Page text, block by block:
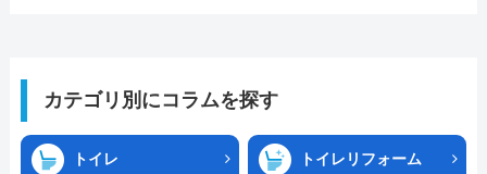
カテゴリ別にコラムを探す
トイレ トイレリフォーム